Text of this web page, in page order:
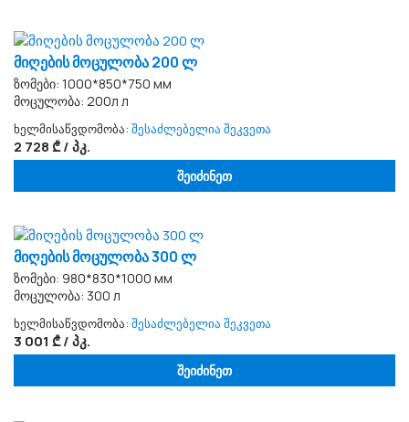
მიღების მოცულობა 200 ლ
ზომები: 1000*850*750 мм
მოცულობა: 200л л
ხელმისაწვდომობა: შესაძლებელია შეკვეთა
2 728 ₾ / პკ.
შეიძინეთ
მიღების მოცულობა 300 ლ
ზომები: 980*830*1000 мм
მოცულობა: 300 л
ხელმისაწვდომობა: შესაძლებელია შეკვეთა
3 001 ₾ / პკ.
შეიძინეთ